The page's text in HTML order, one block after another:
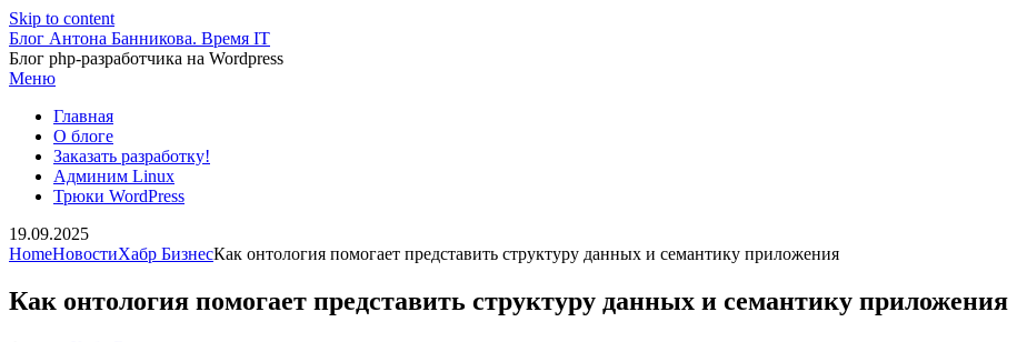
Skip to content
Блог Антона Банникова. Время IT
Блог php-разработчика на Wordpress
Меню
Главная
О блоге
Заказать разработку!
Админим Linux
Трюки WordPress
19.09.2025
HomeНовостиХабр БизнесКак онтология помогает представить структуру данных и семантику приложения
Как онтология помогает представить структуру данных и семантику приложения